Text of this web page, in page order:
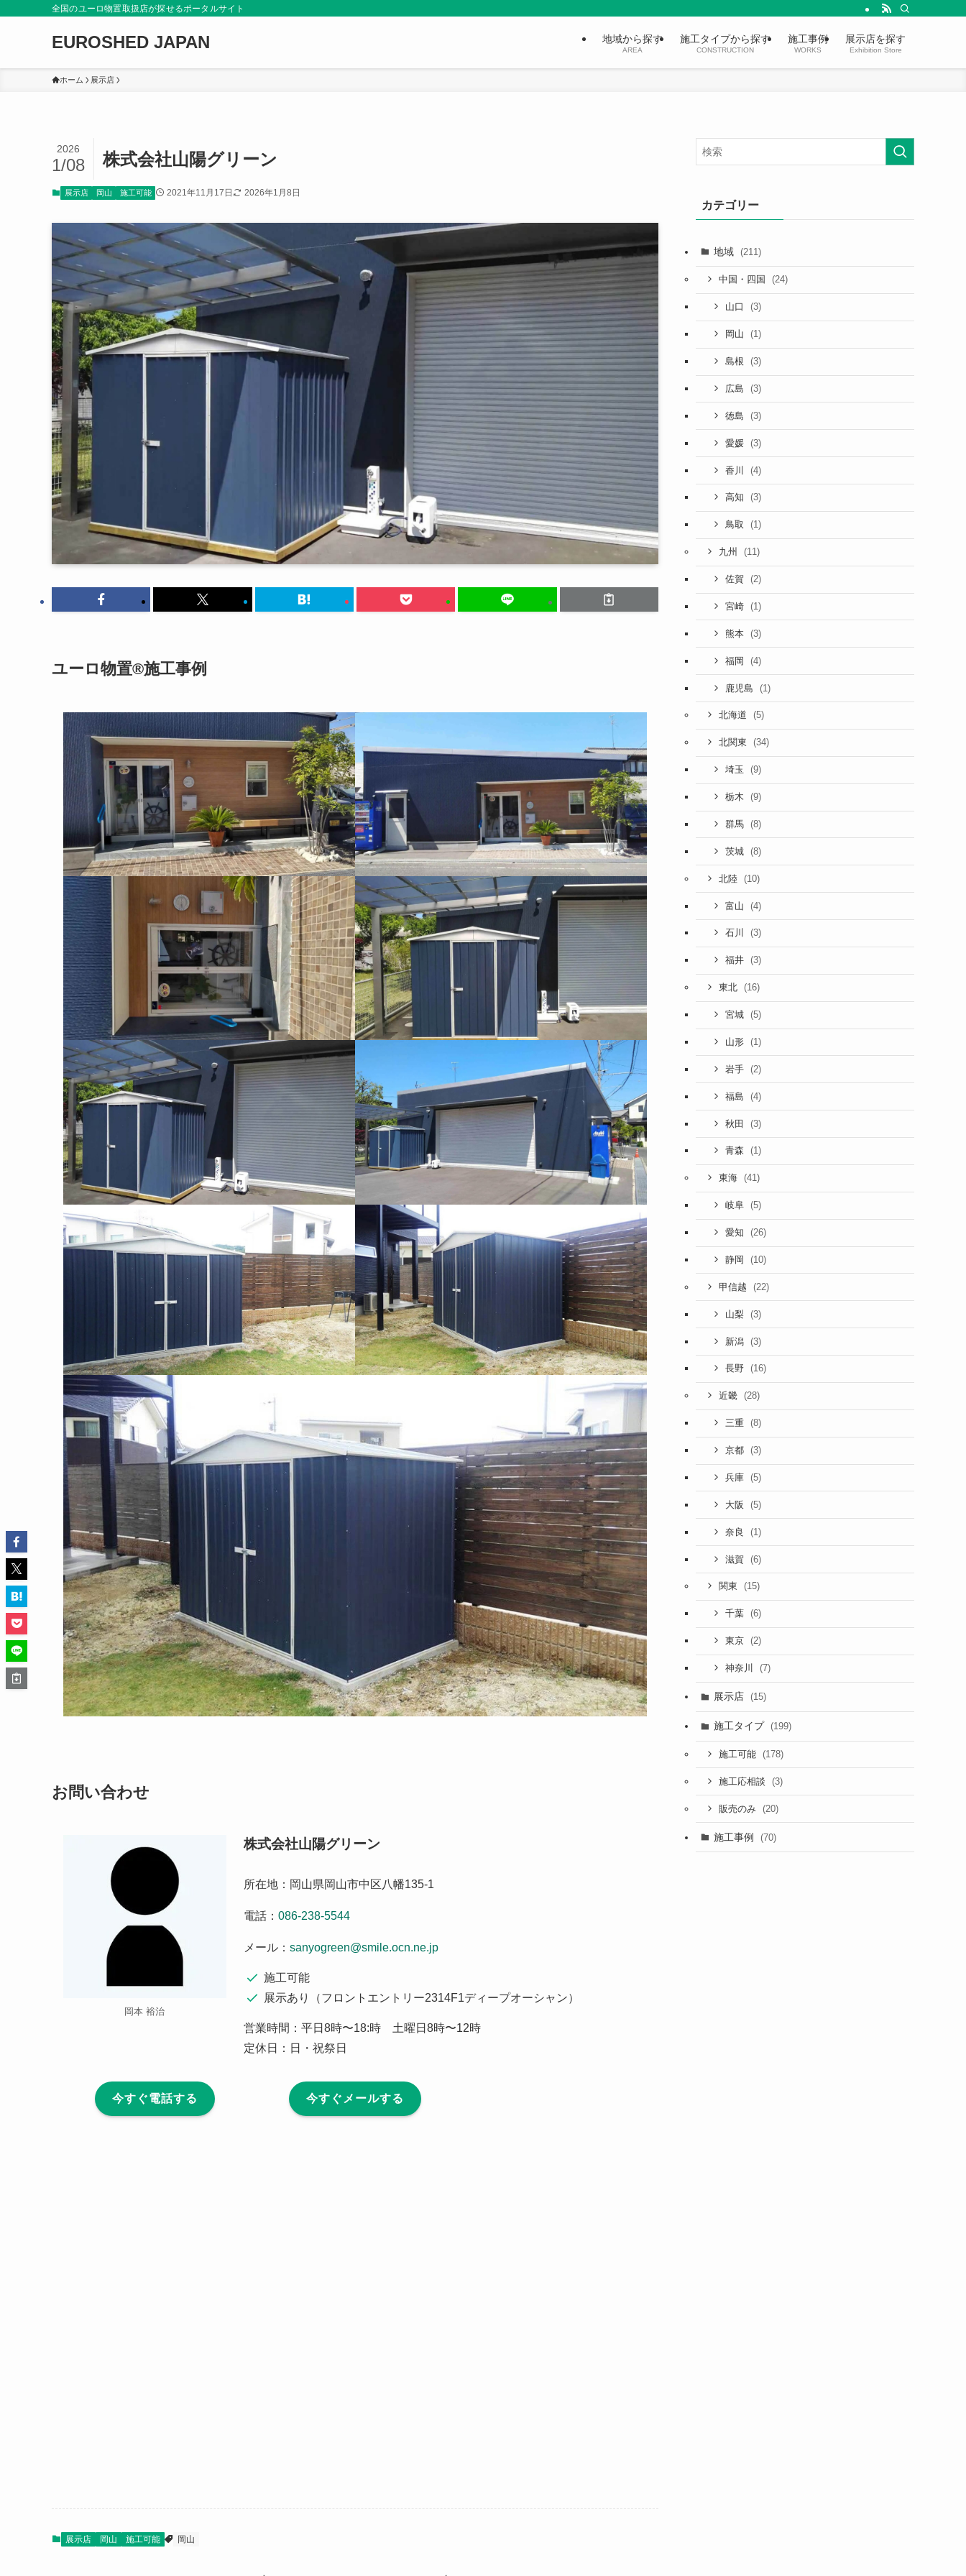
全国のユーロ物置取扱店が探せるポータルサイト
EUROSHED JAPAN 地域から探す
AREA
施工タイプから探す
CONSTRUCTION
施工事例
WORKS
展示店を探す
Exhibition Store
ホーム 展示店
株式会社山陽グリーン
2026
1/08
展示店 岡山 施工可能 2021年11月17日 2026年1月8日
ユーロ物置®施工事例
お問い合わせ
岡本 裕治
株式会社山陽グリーン
所在地：岡山県岡山市中区八幡135-1
電話： 086-238-5544
メール： sanyogreen@smile.ocn.ne.jp
施工可能
展示あり（フロントエントリー2314F1ディープオーシャン）
営業時間：平日8時〜18:時 土曜日8時〜12時
定休日：日・祝祭日
今すぐ電話する 今すぐメールする
展示店 岡山 施工可能 岡山
カテゴリー
地域 (211)
中国・四国 (24)
山口 (3)
岡山 (1)
島根 (3)
広島 (3)
徳島 (3)
愛媛 (3)
香川 (4)
高知 (3)
鳥取 (1)
九州 (11)
佐賀 (2)
宮崎 (1)
熊本 (3)
福岡 (4)
鹿児島 (1)
北海道 (5)
北関東 (34)
埼玉 (9)
栃木 (9)
群馬 (8)
茨城 (8)
北陸 (10)
富山 (4)
石川 (3)
福井 (3)
東北 (16)
宮城 (5)
山形 (1)
岩手 (2)
福島 (4)
秋田 (3)
青森 (1)
東海 (41)
岐阜 (5)
愛知 (26)
静岡 (10)
甲信越 (22)
山梨 (3)
新潟 (3)
長野 (16)
近畿 (28)
三重 (8)
京都 (3)
兵庫 (5)
大阪 (5)
奈良 (1)
滋賀 (6)
関東 (15)
千葉 (6)
東京 (2)
神奈川 (7)
展示店 (15)
施工タイプ (199)
施工可能 (178)
施工応相談 (3)
販売のみ (20)
施工事例 (70)